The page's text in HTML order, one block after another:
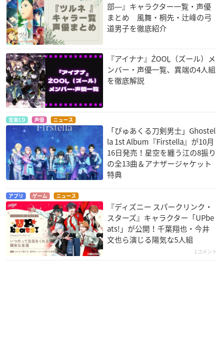
部―』キャラクター一覧・声優
まとめ 風舞・桐先・辻峰の弓
道男子を徹底紹介
『アイナナ』ŹOOĻ（ズール）メ
ンバー・声優一覧、異端の4人組
を徹底解説
音楽CD 声優 ニュース
「ぴゅあくる刀剣男士」Ghostel
la 1st Album『Firstella』が10月
16日発売！星空を纏う江の8振り
の全13曲＆アナザージャケット
特典
アプリ ゲーム ニュース
『ディズニー スパークリンク・
スターズ』キャラクター「UPbe
ats!」が公開！千葉翔也・今井
文也ら演じる陽気な5人組
1コメント